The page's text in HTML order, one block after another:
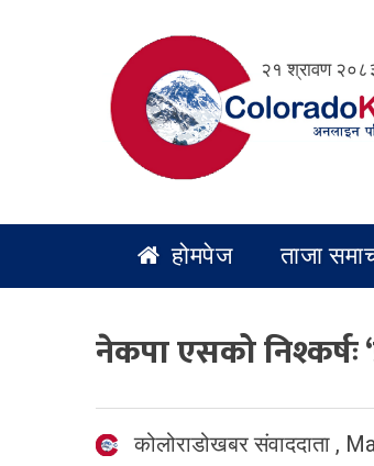
२१ श्रावण
होमपेज ताजा
नेकपा एसको निश्कर्षः
कोलोराडोखबर संवाददाता ,